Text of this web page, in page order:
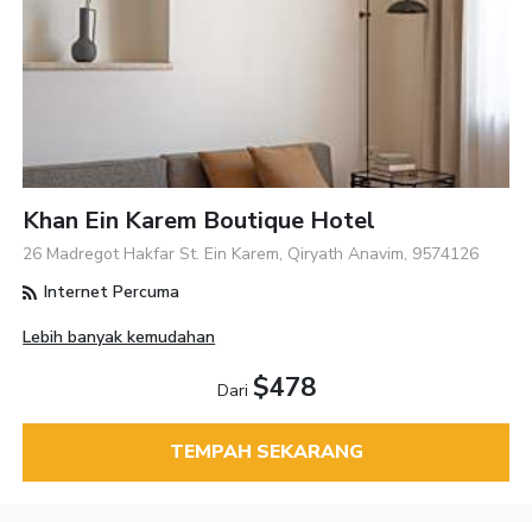
Khan Ein Karem Boutique Hotel
26 Madregot Hakfar St. Ein Karem, Qiryath Anavim, 9574126
Internet Percuma
Lebih banyak kemudahan
Dari $478
TEMPAH SEKARANG